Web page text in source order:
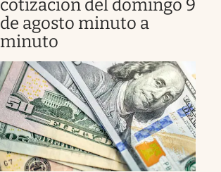
cotización del domingo 9
de agosto minuto a
minuto